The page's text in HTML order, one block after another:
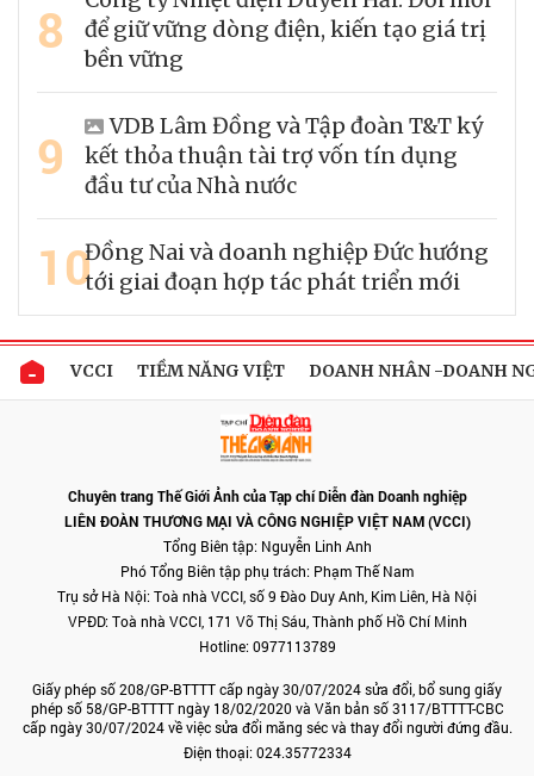
8
để giữ vững dòng điện, kiến tạo giá trị
bền vững
9
VDB Lâm Đồng và Tập đoàn T&T ký
kết thỏa thuận tài trợ vốn tín dụng
đầu tư của Nhà nước
10Đồng Nai và doanh nghiệp Đức hướng
tới giai đoạn hợp tác phát triển mới
VCCI TIỀM NĂNG VIỆT DOANH NHÂN -DOANH
Chuyên trang Thế Giới Ảnh của Tạp chí Diễn đàn Doanh nghiệp
LIÊN ĐOÀN THƯƠNG MẠI VÀ CÔNG NGHIỆP VIỆT NAM (VCCI)
Tổng Biên tập: Nguyễn Linh Anh
Phó Tổng Biên tập phụ trách: Phạm Thế Nam
Trụ sở Hà Nội: Toà nhà VCCI, số 9 Đào Duy Anh, Kim Liên, Hà Nội
VPĐD: Toà nhà VCCI, 171 Võ Thị Sáu, Thành phố Hồ Chí Minh
Hotline: 0977113789
Giấy phép số 208/GP-BTTTT cấp ngày 30/07/2024 sửa đổi, bổ sung giấy
phép số 58/GP-BTTTT ngày 18/02/2020 và Văn bản số 3117/BTTTT-CBC
cấp ngày 30/07/2024 về việc sửa đổi măng séc và thay đổi người đứng đầu.
Điện thoại: 024.35772334